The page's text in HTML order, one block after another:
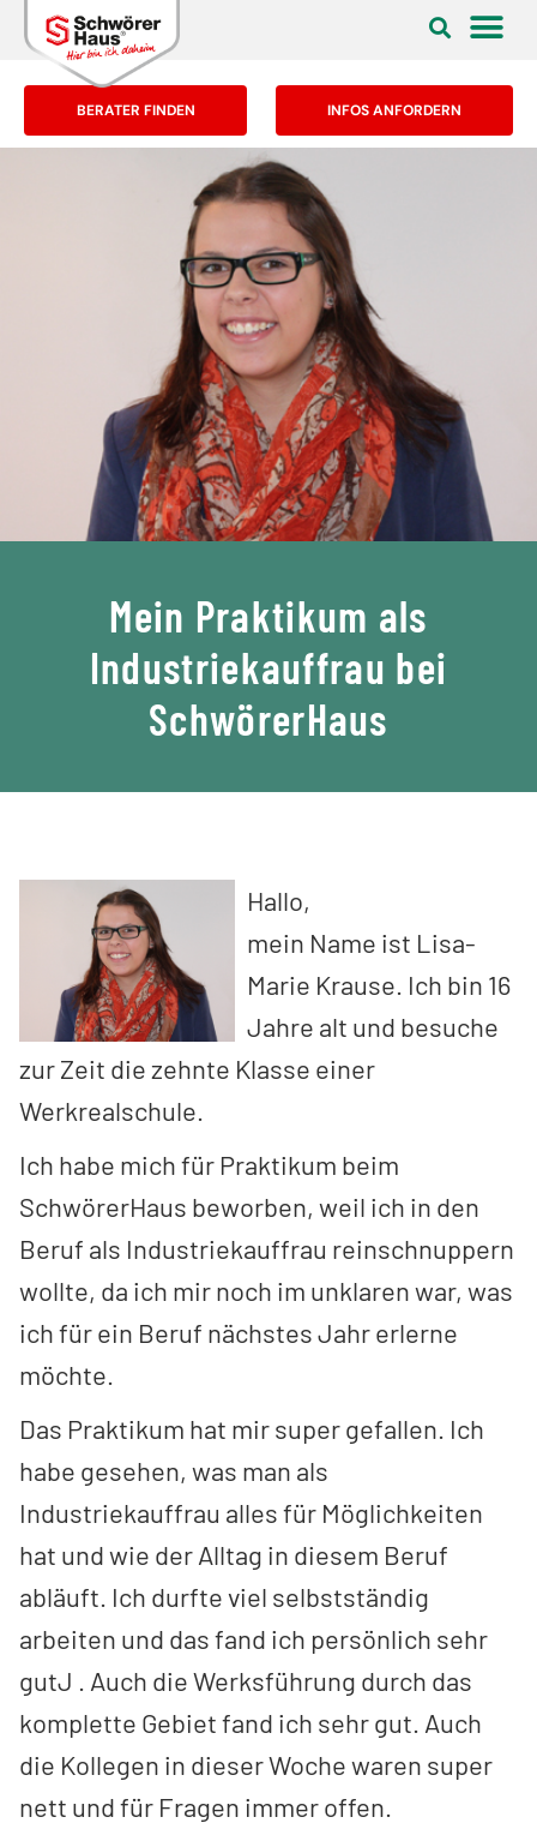
BERATER FINDEN INFOS ANFORDERN
Mein Praktikum als
Industriekauffrau bei
SchwörerHaus
Hallo,
mein Name ist Lisa-
Marie Krause. Ich bin 16
Jahre alt und besuche
zur Zeit die zehnte Klasse einer
Werkrealschule.
Ich habe mich für Praktikum beim
SchwörerHaus beworben, weil ich in den
Beruf als Industriekauffrau reinschnuppern
wollte, da ich mir noch im unklaren war, was
ich für ein Beruf nächstes Jahr erlerne
möchte.
Das Praktikum hat mir super gefallen. Ich
habe gesehen, was man als
Industriekauffrau alles für Möglichkeiten
hat und wie der Alltag in diesem Beruf
abläuft. Ich durfte viel selbstständig
arbeiten und das fand ich persönlich sehr
gutJ . Auch die Werksführung durch das
komplette Gebiet fand ich sehr gut. Auch
die Kollegen in dieser Woche waren super
nett und für Fragen immer offen.